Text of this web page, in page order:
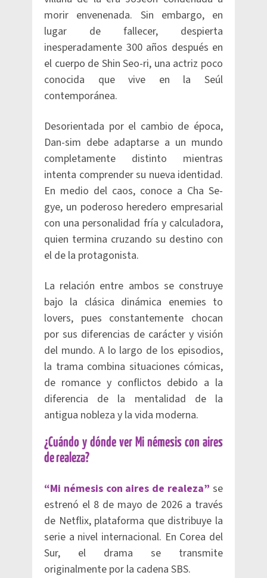
morir envenenada. Sin embargo, en
lugar de fallecer, despierta
inesperadamente 300 años después en
el cuerpo de Shin Seo-ri, una actriz poco
conocida que vive en la Seúl
contemporánea.
Desorientada por el cambio de época,
Dan-sim debe adaptarse a un mundo
completamente distinto mientras
intenta comprender su nueva identidad.
En medio del caos, conoce a Cha Se-
gye, un poderoso heredero empresarial
con una personalidad fría y calculadora,
quien termina cruzando su destino con
el de la protagonista.
La relación entre ambos se construye
bajo la clásica dinámica enemies to
lovers, pues constantemente chocan
por sus diferencias de carácter y visión
del mundo. A lo largo de los episodios,
la trama combina situaciones cómicas,
de romance y conflictos debido a la
diferencia de la mentalidad de la
antigua nobleza y la vida moderna.
¿Cuándo y dónde ver Mi némesis con aires
de realeza?
“Mi némesis con aires de realeza” se
estrenó el 8 de mayo de 2026 a través
de Netflix, plataforma que distribuye la
serie a nivel internacional. En Corea del
Sur, el drama se transmite
originalmente por la cadena SBS.